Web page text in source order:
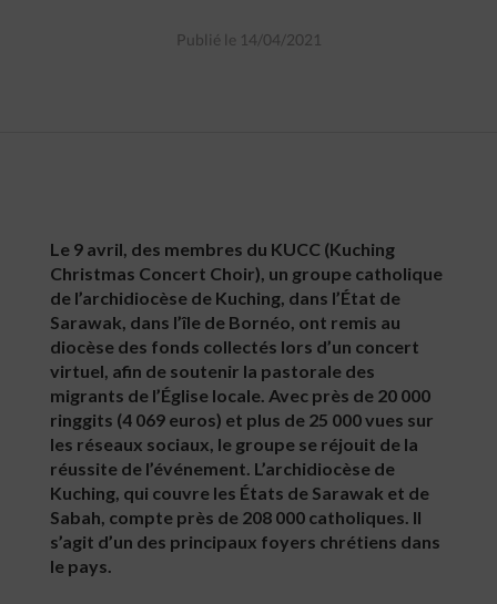
Publié le 14/04/2021
Le 9 avril, des membres du KUCC (Kuching
Christmas Concert Choir), un groupe catholique
de l’archidiocèse de Kuching, dans l’État de
Sarawak, dans l’île de Bornéo, ont remis au
diocèse des fonds collectés lors d’un concert
virtuel, afin de soutenir la pastorale des
migrants de l’Église locale. Avec près de 20 000
ringgits (4 069 euros) et plus de 25 000 vues sur
les réseaux sociaux, le groupe se réjouit de la
réussite de l’événement. L’archidiocèse de
Kuching, qui couvre les États de Sarawak et de
Sabah, compte près de 208 000 catholiques. Il
s’agit d’un des principaux foyers chrétiens dans
le pays.